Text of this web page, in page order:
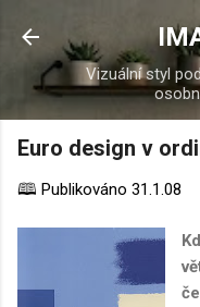
Vizuální styl
Euro design v
🕮 Publikováno 31.1.08